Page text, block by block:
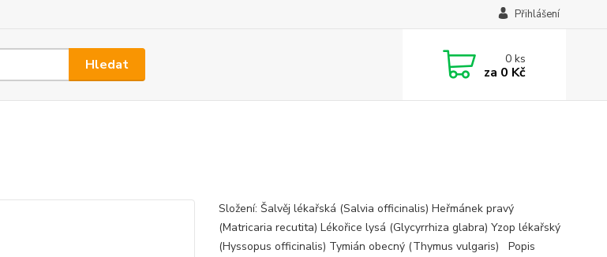
Přihlášení
Hledat 0ks
za 0 Kč
Složení: Šalvěj lékařská (Salvia officinalis) Heřmánek pravý
(Matricaria recutita) Lékořice lysá (Glycyrrhiza glabra) Yzop lékařský
(Hyssopus officinalis) Tymián obecný (Thymus vulgaris) Popis